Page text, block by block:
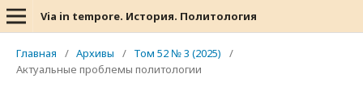
Via in tempore. История. Политология
Главная / Архивы / Том 52 № 3 (2025)
/
Актуальные проблемы политологии